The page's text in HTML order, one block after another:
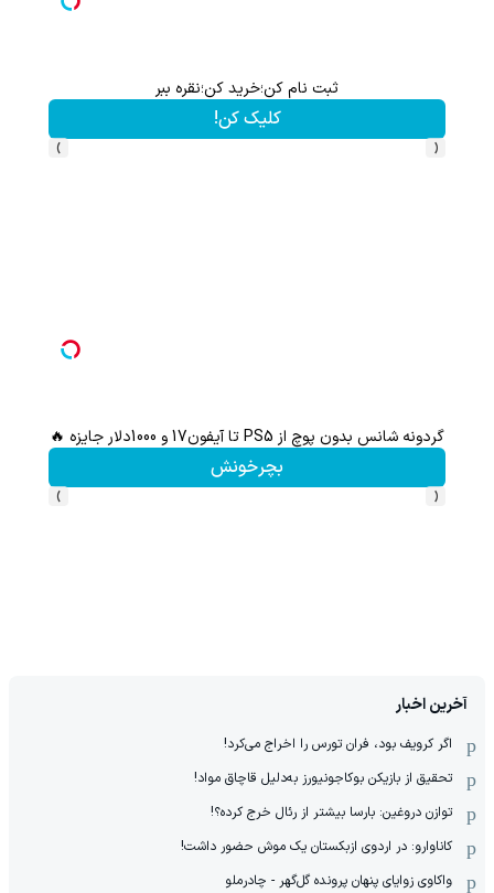
ثبت نام کن؛خرید کن؛نقره ببر
کلیک کن!
‹
›
گردونه شانس بدون پوچ از PS5 تا آیفون17 و 1000دلار جایزه 🔥
بچرخونش
‹
›
آخرین اخبار
اگر کرویف بود، فران تورس را اخراج می‌کرد!
تحقیق از بازیکن بوکاجونیورز به‌دلیل قاچاق مواد!
توازن دروغین: بارسا بیشتر از رئال خرج کرده؟!
کاناوارو: در اردوی ازبکستان یک موش حضور داشت!
واکاوی زوایای پنهان پرونده گل‌گهر - چادرملو